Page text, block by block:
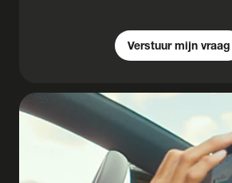
Verstuur mijn vraag